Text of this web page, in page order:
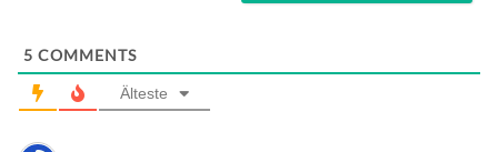
5 COMMENTS
Älteste